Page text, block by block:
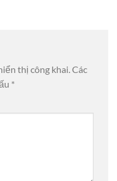
thị công khai. Các
*